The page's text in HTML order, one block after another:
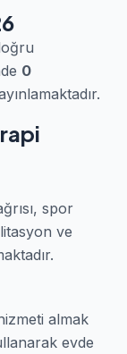
0
spor
ve
almak
evde